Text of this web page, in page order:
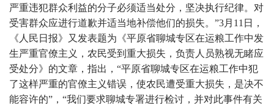
严重违犯群众利益的分子必须适当处分，坚决执行纪律。对
受害群众应进行道歉并适当地补偿他们的损失。”3月11日，
《人民日报》又发表题为《平原省聊城专区在运粮工作中发
生严重官僚主义，农民受到重大损失，负责人员熟视无睹应
受处分》的文章，指出，“平原省聊城专区在运粮工作中犯
了这样严重的官僚主义错误，使农民遭受重大损失，是决不
能容许的”，“我们要求聊城专署进行检讨，并对此事件有关